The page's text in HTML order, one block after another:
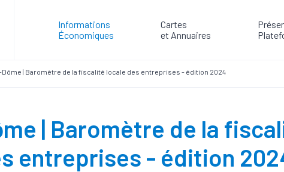
Informations
Économiques
Cartes
et Annuaires
Dôme | Baromètre de la fiscalité locale des entreprises - édition 2024
| Baromètre de la
entreprises - édition